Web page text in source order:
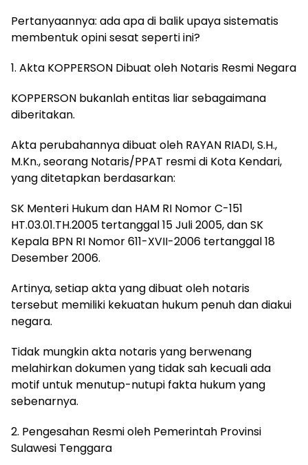
Pertanyaannya: ada apa di balik upaya sistematis
membentuk opini sesat seperti ini?
1. Akta KOPPERSON Dibuat oleh Notaris Resmi Negara
KOPPERSON bukanlah entitas liar sebagaimana
diberitakan.
Akta perubahannya dibuat oleh RAYAN RIADI, S.H.,
M.Kn., seorang Notaris/PPAT resmi di Kota Kendari,
yang ditetapkan berdasarkan:
SK Menteri Hukum dan HAM RI Nomor C-151
HT.03.01.TH.2005 tertanggal 15 Juli 2005, dan SK
Kepala BPN RI Nomor 611-XVII-2006 tertanggal 18
Desember 2006.
Artinya, setiap akta yang dibuat oleh notaris
tersebut memiliki kekuatan hukum penuh dan diakui
negara.
Tidak mungkin akta notaris yang berwenang
melahirkan dokumen yang tidak sah kecuali ada
motif untuk menutup-nutupi fakta hukum yang
sebenarnya.
2. Pengesahan Resmi oleh Pemerintah Provinsi
Sulawesi Tenggara